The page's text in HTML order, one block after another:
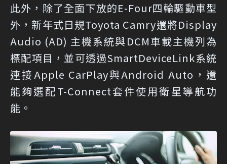
此外，除了全面下放的E-Four四輪驅動車型
外，新年式日規Toyota Camry還將Display
Audio (AD) 主機系統與DCM車載主機列為
標配項目，並可透過SmartDeviceLink系統
連接Apple CarPlay與Android Auto，還
能夠選配T-Connect套件使用衛星導航功
能。